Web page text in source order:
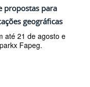
propostas para
geográficas
até 21 de agosto e
Fapeg.